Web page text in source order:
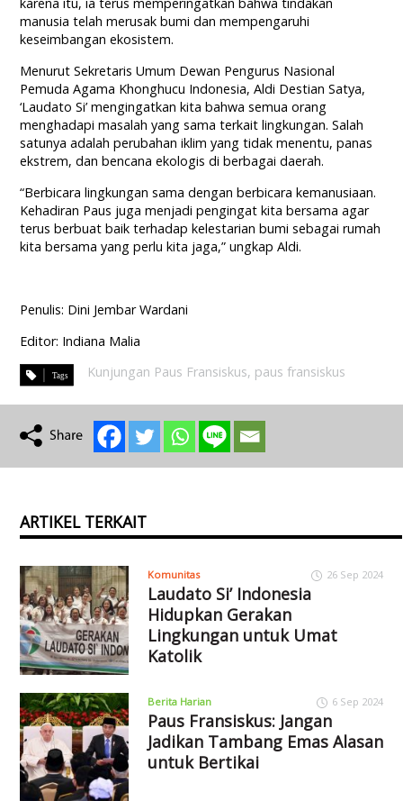
manusia telah merusak bumi dan mempengaruhi
keseimbangan ekosistem.
Menurut Sekretaris Umum Dewan Pengurus Nasional
Pemuda Agama Khonghucu Indonesia, Aldi Destian Satya,
‘Laudato Si’ mengingatkan kita bahwa semua orang
menghadapi masalah yang sama terkait lingkungan. Salah
satunya adalah perubahan iklim yang tidak menentu, panas
ekstrem, dan bencana ekologis di berbagai daerah.
“Berbicara lingkungan sama dengan berbicara kemanusiaan.
Kehadiran Paus juga menjadi pengingat kita bersama agar
terus berbuat baik terhadap kelestarian bumi sebagai rumah
kita bersama yang perlu kita jaga,” ungkap Aldi.
Penulis: Dini Jembar Wardani
Editor: Indiana Malia
Kunjungan Paus Fransiskus, paus fransiskus
ARTIKEL TERKAIT
Komunitas 26 Sep 2024
Laudato Si’ Indonesia
Hidupkan Gerakan
Lingkungan untuk Umat
Katolik
Berita Harian 6 Sep 2024
Paus Fransiskus: Jangan
Jadikan Tambang Emas Alasan
untuk Bertikai